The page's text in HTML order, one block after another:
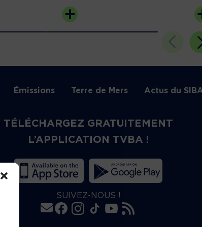
Émissions Terre de Mers Actus du
TÉLÉCHARGEZ GRATUITEMENT
L’APPLICATION TVBA !
SUIVEZ-NOUS !